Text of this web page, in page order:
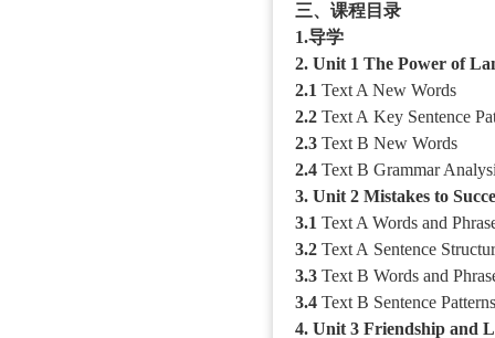
三、课程目录
1.导学
2. Unit 1 The Power of
2.1 Text A New Words
2.2 Text A Key Sentence
2.3 Text B New Words
2.4 Text B Grammar
3. Unit 2 Mistakes to
3.1 Text A Words and
3.2 Text A Sentence
3.3 Text B Words and
3.4 Text B Sentence
4. Unit 3 Friendship and